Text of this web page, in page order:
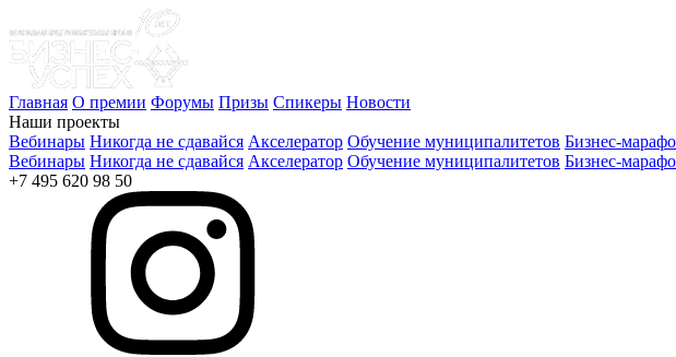
Главная О премии Форумы Призы Спикеры Новости
Наши проекты
Вебинары Никогда не сдавайся Акселератор Обучение муниципалитетов Бизнес-
Вебинары Никогда не сдавайся Акселератор Обучение муниципалитетов Бизнес-
+7 495 620 98 50